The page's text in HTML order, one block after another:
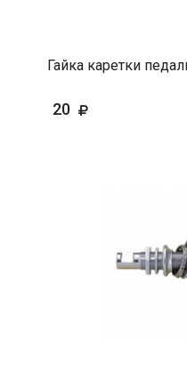
Гайка каретки
20